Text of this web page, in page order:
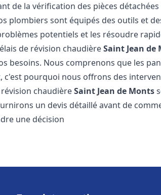
de la vérification des pièces
plombiers sont équipés des outils et
potentiels et les résoudre
de révision chaudièreSaint Jean de
besoins. Nous comprenons que les
c'est pourquoi nous offrons des
chaudièreSaint Jean de Monts
un devis détaillé avant de
une décision